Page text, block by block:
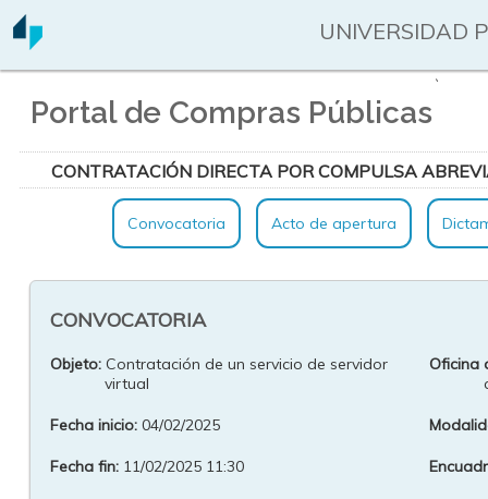
UNIVERSIDAD
Portal de Compras Públicas
`
CONTRATACIÓN DIRECTA POR COMPULSA
Convocatoria Acto de apertura
CONVOCATORIA
Objeto: Contratación de un servicio de servidor
virtual
Oficina
Fecha inicio: 04/02/2025
Fecha fin: 11/02/2025 11:30